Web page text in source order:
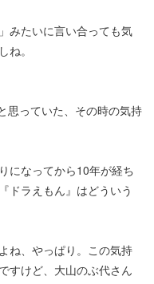
みたいに言い合っても気
ね。
っていた、その時の気持
なってから10年が経ち
ドラえもん』はどういう
ね、やっぱり。この気持
すけど、大山のぶ代さん